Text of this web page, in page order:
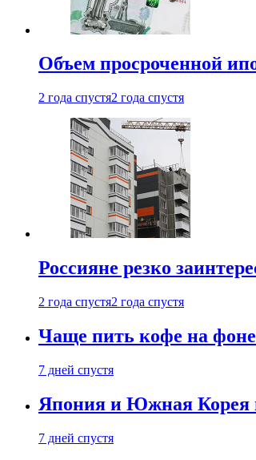
Объем просроченной
2 года спустя2 года спустя
Россияне резко
2 года спустя2 года спустя
Чаще пить кофе на
7 дней спустя
Япония и Южная Корея
7 дней спустя